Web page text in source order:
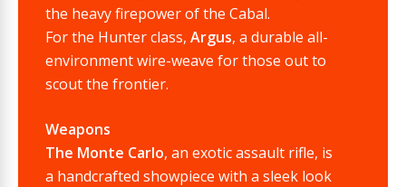
the heavy firepower of the Cabal.
For the Hunter class, Argus, a durable all-
environment wire-weave for those out to
scout the frontier.
Weapons
The Monte Carlo, an exotic assault rifle, is
a handcrafted showpiece with a sleek look